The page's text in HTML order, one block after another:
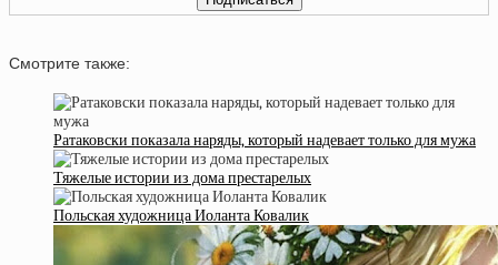
Смотрите также:
Ратаковски показала наряды, который надевает только для мужа
Тяжелые истории из дома престарелых
Польская художница Иоланта Ковалик